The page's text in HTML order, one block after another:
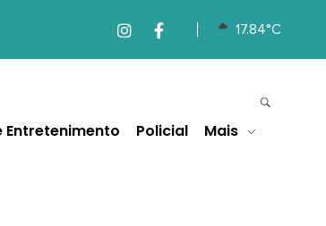
17.84°C
Entretenimento Policial Mais